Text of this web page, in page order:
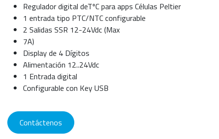
Regulador digital deTºC para apps Células Peltier
1 entrada tipo PTC/NTC configurable
2 Salidas SSR 12-24Vdc (Max
7A)
Display de 4 Dígitos
Alimentación 12..24Vdc
1 Entrada digital
Configurable con Key USB
Contáctenos